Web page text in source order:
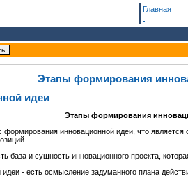
Главная
Этапы формирования
идеи
Этапы формирования
формирования инновационной идеи, что
база и сущность инновационного проекта,
- есть осмысление задуманного плана